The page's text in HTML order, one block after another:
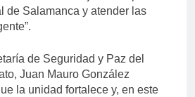
de Salamanca y atender las
de Seguridad y Paz del
Juan Mauro González
la unidad fortalece y, en este